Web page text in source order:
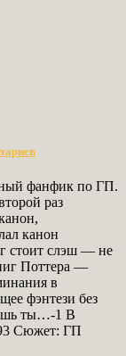
фанфик по ГП.
раз
канон
стоит слэш — не
Поттера —
в
фэнтези без
ты…-1 В
Сюжет: ГП